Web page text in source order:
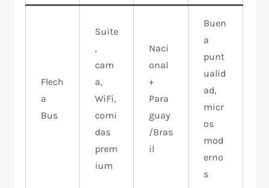
Flech
a
Bus
Suite
,
cam
a,
WiFi,
comi
das
prem
ium
Naci
onal
+
Para
guay
/Bras
il
Buen
a
punt
ualid
ad,
micr
os
mod
erno
s​